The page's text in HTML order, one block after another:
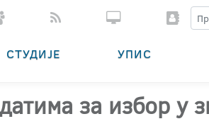
СТУДИЈЕ УПИС
за избор у